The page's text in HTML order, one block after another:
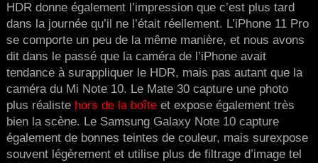
HDR donne également l’impression que c’est plus tard
dans la journée qu’il ne l’était réellement. L’iPhone 11 Pro
se comporte un peu de la même manière, et nous avons
dit dans le passé que la caméra de l’iPhone avait
tendance à surappliquer le HDR, mais pas autant que la
caméra du Mi Note 10. Le Mate 30 capture une photo
plus réaliste hors de la boîteet expose également très
bien la scène. Le Samsung Galaxy Note 10 capture
également de bonnes teintes de couleur, mais surexpose
souvent légèrement et utilise plus de filtrage d’image tel